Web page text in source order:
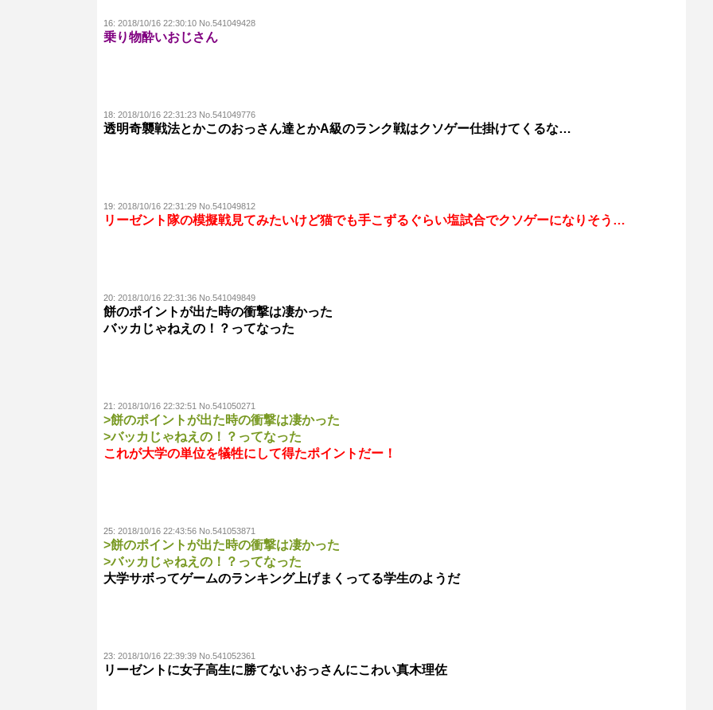
16: 2018/10/16 22:30:10 No.541049428
乗り物酔いおじさん
18: 2018/10/16 22:31:23 No.541049776
透明奇襲戦法とかこのおっさん達とかA級のランク戦はクソゲー仕掛けてくるな…
19: 2018/10/16 22:31:29 No.541049812
リーゼント隊の模擬戦見てみたいけど猫でも手こずるぐらい塩試合でクソゲーになりそう…
20: 2018/10/16 22:31:36 No.541049849
餅のポイントが出た時の衝撃は凄かった
バッカじゃねえの！？ってなった
21: 2018/10/16 22:32:51 No.541050271
>餅のポイントが出た時の衝撃は凄かった
>バッカじゃねえの！？ってなった
これが大学の単位を犠牲にして得たポイントだー！
25: 2018/10/16 22:43:56 No.541053871
>餅のポイントが出た時の衝撃は凄かった
>バッカじゃねえの！？ってなった
大学サボってゲームのランキング上げまくってる学生のようだ
23: 2018/10/16 22:39:39 No.541052361
リーゼントに女子高生に勝てないおっさんにこわい真木理佐